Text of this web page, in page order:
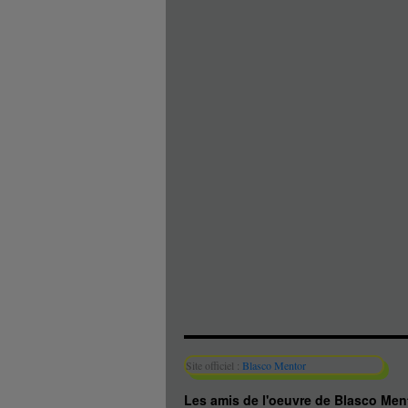
Site officiel : Blasco Mentor
Les amis de l'oeuvre de Blasco